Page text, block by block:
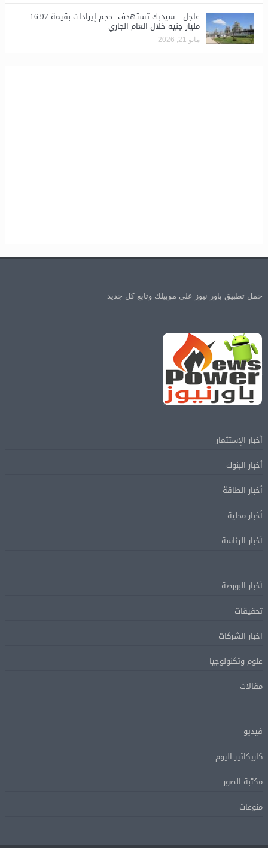
عاجل .. سيدبك تستهدف حجم إيرادات بقيمة 16.97
مليار جنيه خلال العام الجاري
مايو 21, 2026
حمل تطبيق باور نيوز علي موبيلك وتابع كل جديد
أخبار الإستثمار
أخبار البنوك
أخبار الطاقة
أخبار محلية
أخبار الرئاسة
أخبار البورصة
تحقيقات
اخبار الشركات
علوم وتكنولوجيا
مقالات
فيديو
كاريكاتير اليوم
مكتبة الصور
منوعات